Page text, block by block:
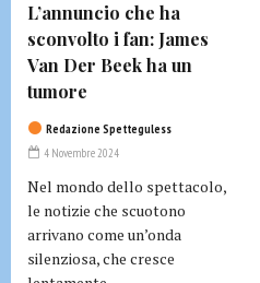
L’annuncio che ha
sconvolto i fan: James
Van Der Beek ha un
tumore
Redazione Spetteguless
4 Novembre 2024
Nel mondo dello spettacolo,
le notizie che scuotono
arrivano come un’onda
silenziosa, che cresce